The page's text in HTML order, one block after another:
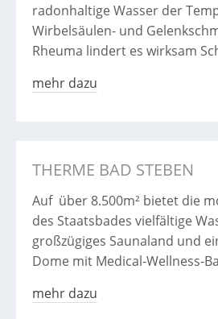
radonhaltige Wasser der
Wirbelsäulen- und
Rheuma lindert es wirksam
mehr dazu
THERME BAD STEBEN
Auf über 8.500m² bietet die
des Staatsbades vielfältige
großzügiges Saunaland und
Dome mit Medical-Wellness-
mehr dazu